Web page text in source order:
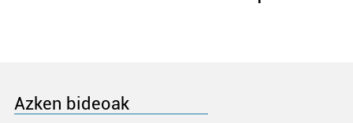
Azken bideoak